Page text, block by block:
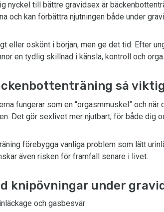
nyckel till bättre gravidsex är
och kan förbättra njutningen både under
eller oskönt i början, men ge det tid. Efter
en tydlig skillnad i känsla, kontroll och
så viktig
fungerar som en “orgasmmuskel” och
Det gör sexlivet mer njutbart, för både dig
förebygga vanliga problem som lätt
även risken för framfall senare i livet.
knipövningar under
och gasbesvär